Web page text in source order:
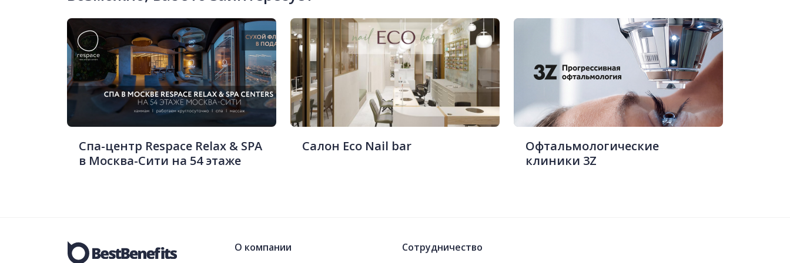
Спа-центр Respace Relax & SPA
в Москва-Сити на 54 этаже
Салон Eco Nail bar
Офтальмологические
клиники 3Z
О компании Сотрудничество